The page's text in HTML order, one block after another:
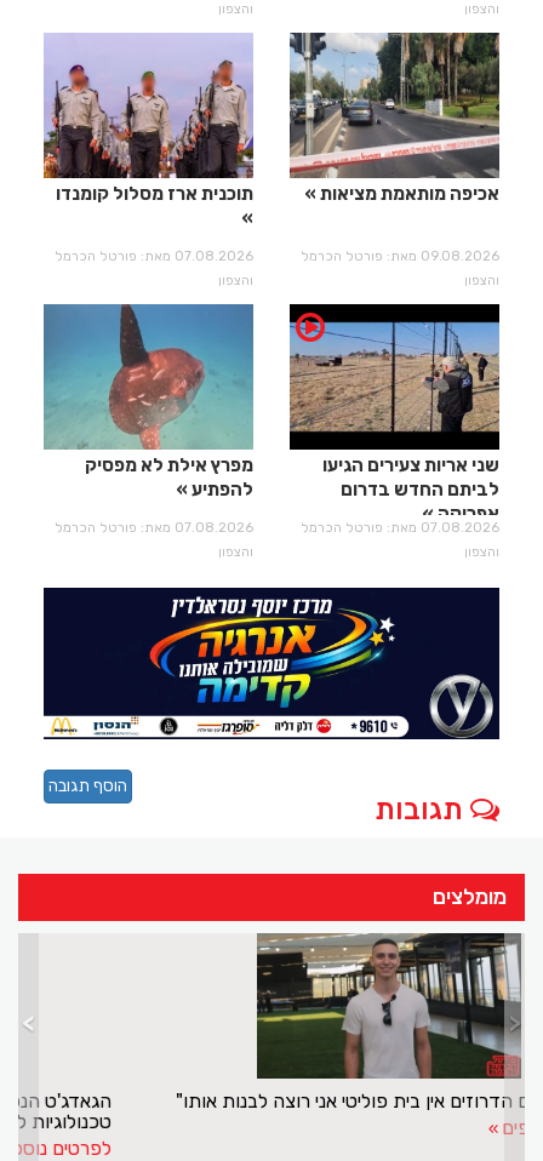
והצפון
והצפון
אכיפה מותאמת מציאות
09.08.2026 מאת: פורטל הכרמל
והצפון
תוכנית ארז מסלול קומנדו
07.08.2026 מאת: פורטל הכרמל
והצפון
שני אריות צעירים הגיעו
לביתם החדש בדרום
אפריקה
07.08.2026 מאת: פורטל הכרמל
והצפון
מפרץ אילת לא מפסיק
להפתיע
07.08.2026 מאת: פורטל הכרמל
והצפון
תגובות
הוסף תגובה
מומלצים
אייל:"לצעירים הדרוזים אין בית פוליטי אני רוצה לבנות אותו"
לפרטים נוספים
> <